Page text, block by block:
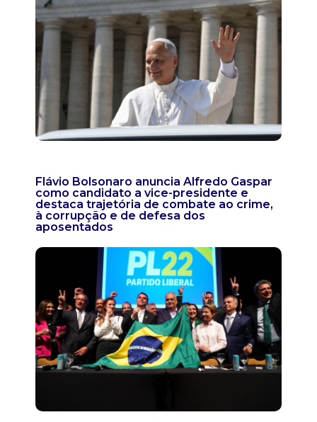
Flávio Bolsonaro anuncia Alfredo Gaspar
como candidato a vice-presidente e
destaca trajetória de combate ao crime,
à corrupção e de defesa dos
aposentados